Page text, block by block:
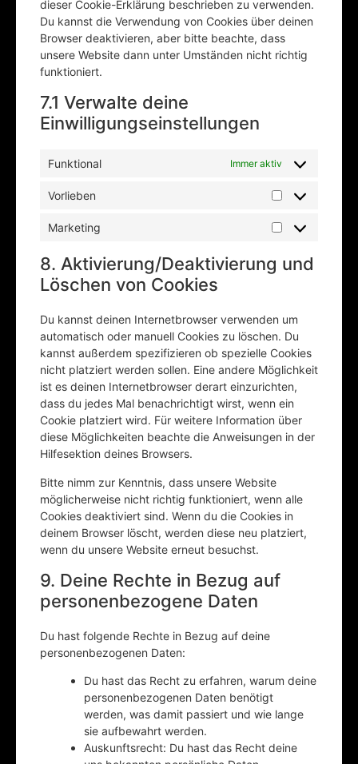
dieser Cookie-Erklärung beschrieben zu verwenden.
Du kannst die Verwendung von Cookies über deinen
Browser deaktivieren, aber bitte beachte, dass
unsere Website dann unter Umständen nicht richtig
funktioniert.
7.1 Verwalte deine
Einwilligungseinstellungen
Funktional Immer aktiv
Vorlieben
Marketing
8. Aktivierung/Deaktivierung und
Löschen von Cookies
Du kannst deinen Internetbrowser verwenden um
automatisch oder manuell Cookies zu löschen. Du
kannst außerdem spezifizieren ob spezielle Cookies
nicht platziert werden sollen. Eine andere Möglichkeit
ist es deinen Internetbrowser derart einzurichten,
dass du jedes Mal benachrichtigt wirst, wenn ein
Cookie platziert wird. Für weitere Information über
diese Möglichkeiten beachte die Anweisungen in der
Hilfesektion deines Browsers.
Bitte nimm zur Kenntnis, dass unsere Website
möglicherweise nicht richtig funktioniert, wenn alle
Cookies deaktiviert sind. Wenn du die Cookies in
deinem Browser löscht, werden diese neu platziert,
wenn du unsere Website erneut besuchst.
9. Deine Rechte in Bezug auf
personenbezogene Daten
Du hast folgende Rechte in Bezug auf deine
personenbezogenen Daten:
Du hast das Recht zu erfahren, warum deine
personenbezogenen Daten benötigt
werden, was damit passiert und wie lange
sie aufbewahrt werden.
Auskunftsrecht: Du hast das Recht deine